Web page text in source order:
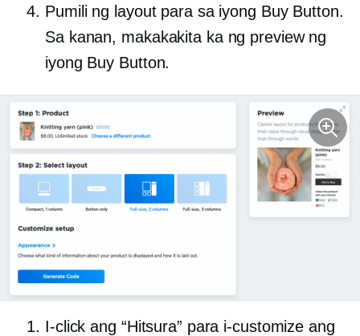
Pumili ng layout para sa iyong Buy Button.
Sa kanan, makakakita ka ng preview ng
iyong Buy Button.
I-click ang “Hitsura” para i-customize ang